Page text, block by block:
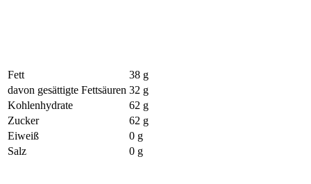
Fett
38 g
davon gesättigte Fettsäuren 32 g
Kohlenhydrate
62 g
Zucker
62 g
Eiweiß
0 g
Salz
0 g